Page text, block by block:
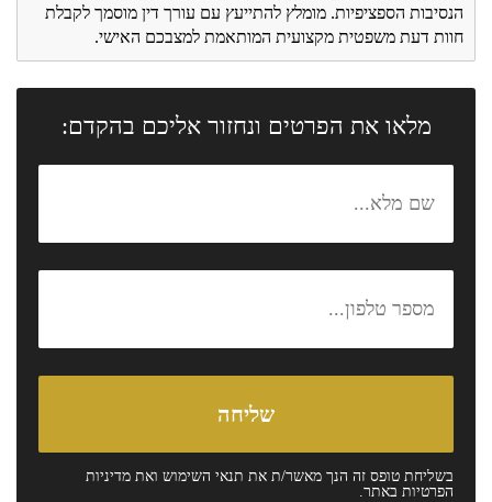
הנסיבות הספציפיות. מומלץ להתייעץ עם עורך דין מוסמך לקבלת
חוות דעת משפטית מקצועית המותאמת למצבכם האישי.
מלאו את הפרטים ונחזור אליכם בהקדם:
בשליחת טופס זה הנך מאשר/ת את תנאי השימוש ואת מדיניות
הפרטיות באתר.